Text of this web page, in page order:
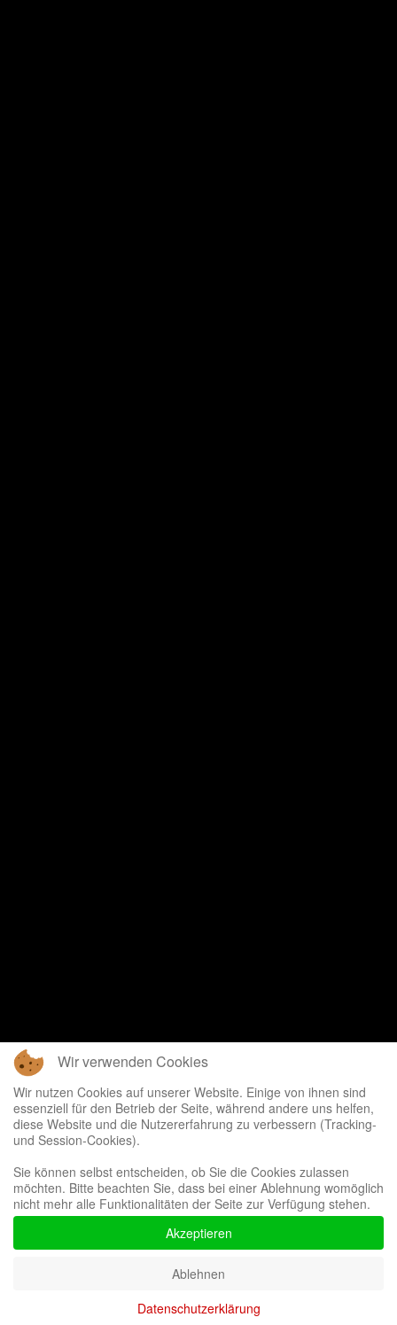
Wir verwenden Cookies
Wir nutzen Cookies auf unserer Website. Einige von ihnen sind
essenziell für den Betrieb der Seite, während andere uns helfen,
diese Website und die Nutzererfahrung zu verbessern (Tracking-
und Session-Cookies).
Sie können selbst entscheiden, ob Sie die Cookies zulassen
möchten. Bitte beachten Sie, dass bei einer Ablehnung womöglich
nicht mehr alle Funktionalitäten der Seite zur Verfügung stehen.
Akzeptieren
Ablehnen
Datenschutzerklärung